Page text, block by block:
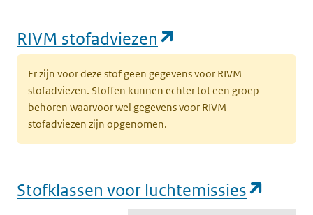
RIVM stofadviezen
Er zijn voor deze stof geen gegevens voor RIVM
stofadviezen. Stoffen kunnen echter tot een groep
behoren waarvoor wel gegevens voor RIVM
stofadviezen zijn opgenomen.
Stofklassen voor luchtemissies